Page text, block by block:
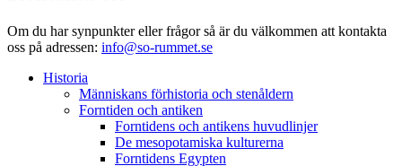
Om du har synpunkter eller frågor så är du välkommen att kontakta
oss på adressen: info@so-rummet.se
Historia
Människans förhistoria och stenåldern
Forntiden och antiken
Forntidens och antikens huvudlinjer
De mesopotamiska kulturerna
Forntidens Egypten